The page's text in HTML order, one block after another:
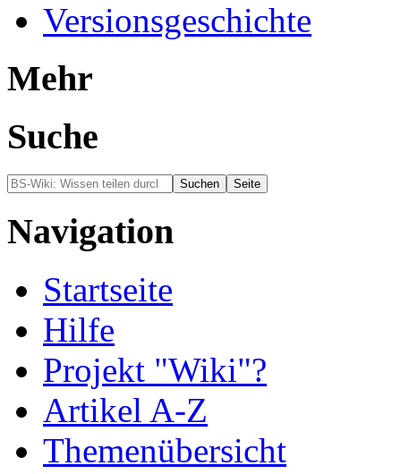
Versionsgeschichte
Mehr
Suche
Navigation
Startseite
Hilfe
Projekt "Wiki"?
Artikel A-Z
Themenübersicht